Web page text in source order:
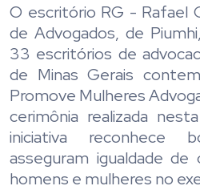
O escritório RG - Rafael
de Advogados, de
33 escritórios de
de Minas Gerais
Promove Mulheres
cerimônia realizada
iniciativa reconhece
asseguram igualdade
homens e mulheres no